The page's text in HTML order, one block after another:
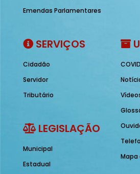
Emendas Parlamentares
SERVIÇOS
Cidadão
Servidor
Tributário
LEGISLAÇÃO
Municipal
Estadual
Mapa